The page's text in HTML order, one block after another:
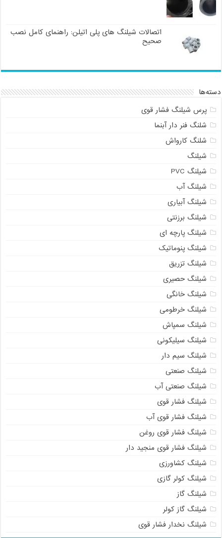
اتصالات شیلنگ های پلی اتیلن: راهنمای کامل نصب
صحیح
دسته‌ها
پرس شیلنگ فشار قوی
شلنگ فنر دار آبنما
شلنگ کارواش
شیلنگ
شیلنگ PVC
شیلنگ آب
شیلنگ آبیاری
شیلنگ برزنتی
شیلنگ پارچه ای
شیلنگ پنوماتیک
شیلنگ تزریق
شیلنگ حصیری
شیلنگ خانگی
شیلنگ خرطومی
شیلنگ سمپاش
شیلنگ سیلیکونی
شیلنگ سیم دار
شیلنگ صنعتی
شیلنگ صنعتی آب
شیلنگ فشار قوی
شیلنگ فشار قوی آب
شیلنگ فشار قوی روغن
شیلنگ فشار قوی منجید دار
شیلنگ کشاورزی
شیلنگ کولر گازی
شیلنگ گاز
شیلنگ گاز کولر
شیلنگ نخدار فشار قوی